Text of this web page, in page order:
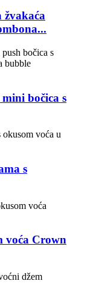
žvakaća
bočica s
s
voća Crown